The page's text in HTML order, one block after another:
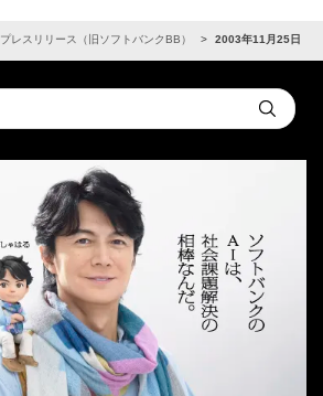
プレスリリース（旧ソフトバンクBB） 2003年11月25日
Submit